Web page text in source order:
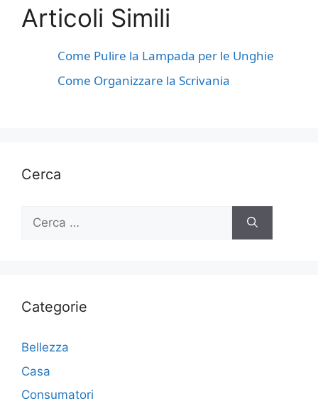
Articoli Simili
Come Pulire la Lampada per le Unghie
Come Organizzare la Scrivania
Cerca
Ricerca
Categorie
Bellezza
Casa
Consumatori